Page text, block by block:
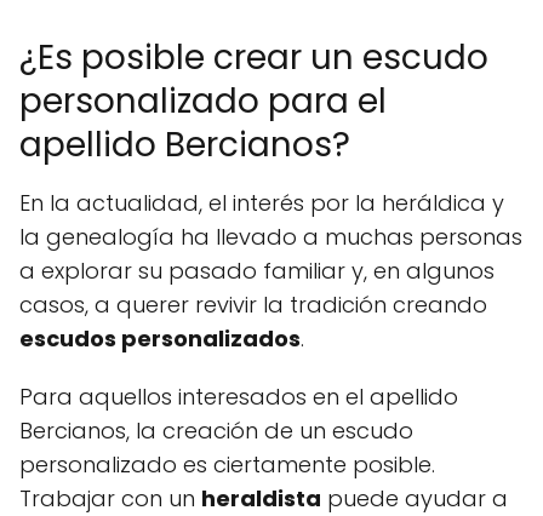
¿Es posible crear un escudo
personalizado para el
apellido Bercianos?
En la actualidad, el interés por la heráldica y
la genealogía ha llevado a muchas personas
a explorar su pasado familiar y, en algunos
casos, a querer revivir la tradición creando
escudos personalizados.
Para aquellos interesados en el apellido
Bercianos, la creación de un escudo
personalizado es ciertamente posible.
Trabajar con un heraldista puede ayudar a